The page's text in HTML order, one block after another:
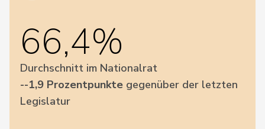
66,4%
Durchschnitt im Nationalrat
--1,9 Prozentpunkte gegenüber der letzten
Legislatur